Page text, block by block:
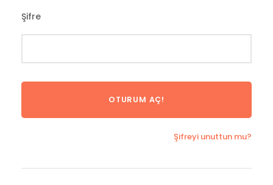
Şifre
Şifreyi unuttun mu?